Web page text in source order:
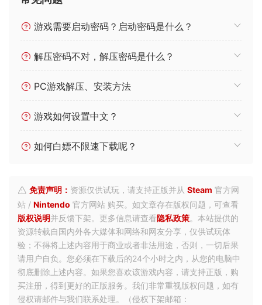
游戏需要启动密码？启动密码是什么？
解压密码不对，解压密码是什么？
PC游戏解压、安装方法
游戏如何设置中文？
如何白嫖不限速下载呢？
免责声明： 资源仅供试玩，请支持正版并从 Steam 官方网
站 / Nintendo 官方网站 购买。如文章存在版权问题，可查看
版权说明并反馈下架。更多信息请查看隐私政策。本站提供的
资源转载自国内外各大媒体和网络和网友分享，仅供试玩体
验；不得将上述内容用于商业或者非法用途，否则，一切后果
请用户自负。您必须在下载后的24个小时之内，从您的电脑中
彻底删除上述内容。如果您喜欢该游戏内容，请支持正版，购
买注册，得到更好的正版服务。我们非常重视版权问题，如有
侵权请邮件与我们联系处理。（侵权下架邮箱：